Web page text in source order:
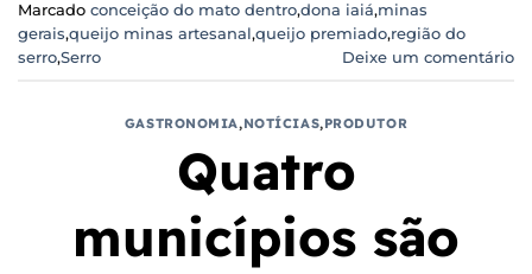
Marcado conceição do mato dentro,dona iaiá,minas
gerais,queijo minas artesanal,queijo premiado,região do
serro,Serro Deixe um comentário
GASTRONOMIA,NOTÍCIAS,PRODUTOR
Quatro
municípios são